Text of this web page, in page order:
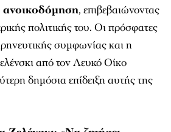
ανοικοδόμηση, επιβεβαιώνοντας
πολιτικής του. Οι πρόσφατες
συμφωνίας και η
από τον Λευκό Οίκο
δημόσια επίδειξη αυτής της